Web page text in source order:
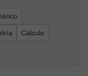
Cálculo